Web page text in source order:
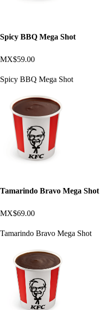
Spicy BBQ Mega Shot
MX$59.00
Spicy BBQ Mega Shot
Tamarindo Bravo Mega Shot
MX$69.00
Tamarindo Bravo Mega Shot